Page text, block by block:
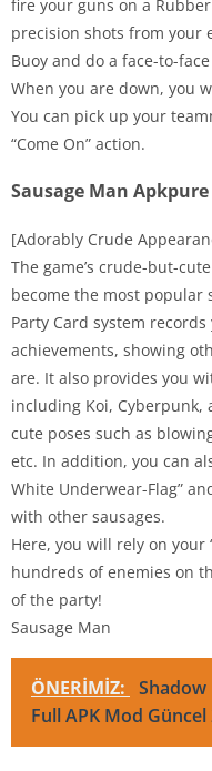
fire your guns on a
precision shots from your
Buoy and do a face-to-
When you are down, you
You can pick up your
“Come On” action.
Sausage Man Apkpure
[Adorably Crude
The game’s crude-but-
become the most popular
Party Card system
achievements, showing
are. It also provides you
including Koi, Cyberpunk,
cute poses such as
etc. In addition, you can
White Underwear-Flag”
with other sausages.
Here, you will rely on your
hundreds of enemies on
of the party!
Sausage Man
ÖNERİMİZ: Shadow
Full APK Mod